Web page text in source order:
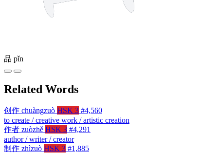
品 pǐn
Related Words
创作 chuàngzuò HSK 3 #4,560
to create / creative work / artistic creation
作者 zuòzhě HSK 3 #4,291
author / writer / creator
制作 zhìzuò HSK 3 #1,885